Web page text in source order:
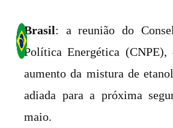
Brasil: a reunião do
Política Energética
aumento da mistura de
adiada para a próxima
maio.